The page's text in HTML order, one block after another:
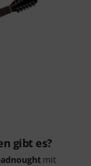
gibt es?
mit